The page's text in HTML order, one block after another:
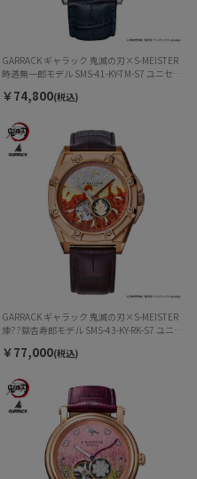
GARRACK ギャラック 鬼滅の刃×S-MEISTER
時透無一郎モデル SMS-41-KY-TM-S7 ユニセッ
￥74,800(税込)
GARRACK ギャラック 鬼滅の刃×S-MEISTER
煉??獄杏寿郎モデル SMS-43-KY-RK-S7 ユニセ
￥77,000(税込)